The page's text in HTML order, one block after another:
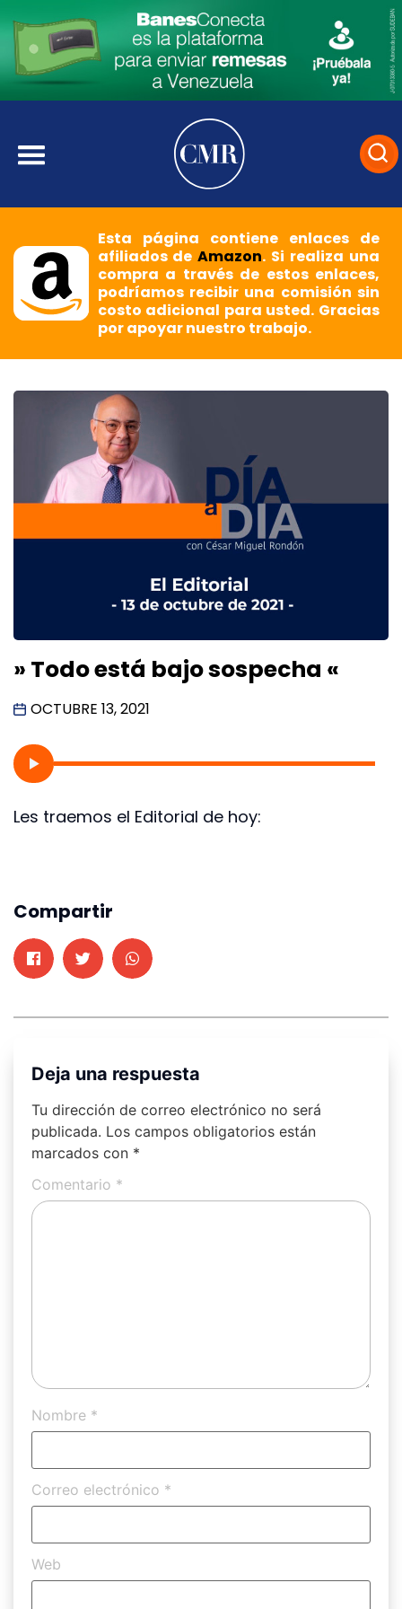
Esta página contiene enlaces de
afiliados deAmazon. Si realiza una
compra a través de estos enlaces,
podríamos recibir una comisión sin
costo adicional para usted. Gracias
por apoyar nuestro trabajo.
» Todo está bajo sospecha «
OCTUBRE 13, 2021
Les traemos el Editorial de hoy:
Compartir
Deja una respuesta
Tu dirección de correo electrónico no será
publicada. Los campos obligatorios están
marcados con *
Comentario *
Nombre *
Correo electrónico *
Web